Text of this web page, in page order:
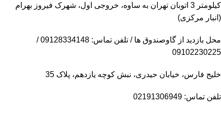
کیلومتر 3 اتوبان تهران به ساوه، خروجی اول، شهرک فیروز بهرام
(انبار مرکزی)
محل بازدید از گاوصندوق ها / تلفن تماس: 09128334148 /
09102230225
خلیج فارس، خیابان حیدری، نبش کوچه یازدهم، پلاک 35
تلفن تماس: 02191306949